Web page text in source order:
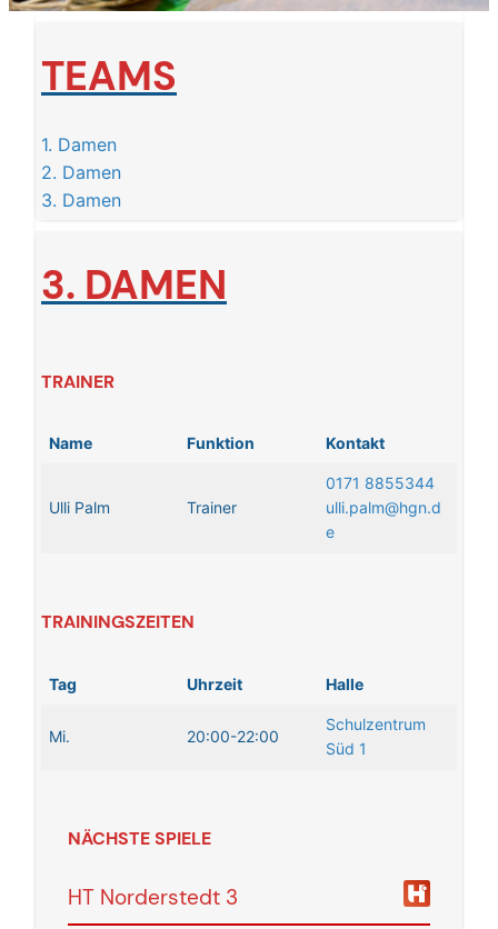
TEAMS
1. Damen
2. Damen
3. Damen
3. DAMEN
TRAINER
Name Funktion Kontakt
Ulli Palm Trainer
0171 8855344
ulli.palm@hgn.d
e
TRAININGSZEITEN
Tag Uhrzeit Halle
Mi. 20:00-22:00
Schulzentrum
Süd 1
NÄCHSTE SPIELE
HT Norderstedt 3